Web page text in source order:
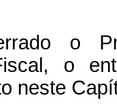
o
o
neste